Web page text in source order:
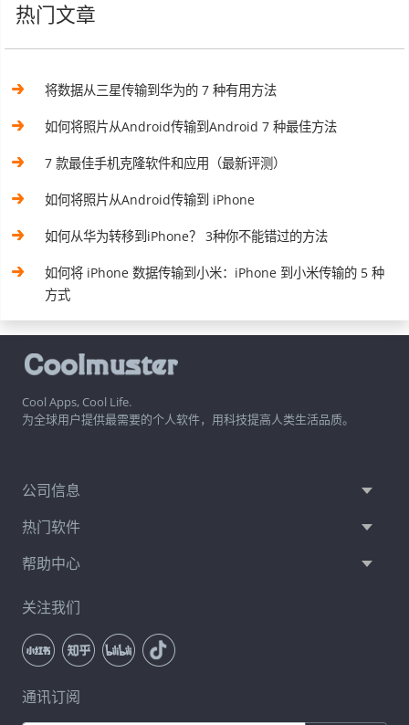
热门文章
将数据从三星传输到华为的 7 种有用方法
如何将照片从Android传输到Android 7 种最佳方法
7 款最佳手机克隆软件和应用（最新评测）
如何将照片从Android传输到 iPhone
如何从华为转移到iPhone？ 3种你不能错过的方法
如何将 iPhone 数据传输到小米：iPhone 到小米传输的 5 种
方式
Cool Apps, Cool Life.
为全球用户提供最需要的个人软件，用科技提高人类生活品质。
公司信息
热门软件
帮助中心
关注我们
通讯订阅